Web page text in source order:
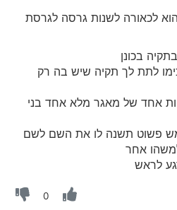
לכאורה לשנות גרסה לגרסת
בכונן
לתת לך תקיה שיש בה רק
אחד של מאגר מלא אחד בני
פשוט תשנה לו את השם לשם
אחר
לראש
0